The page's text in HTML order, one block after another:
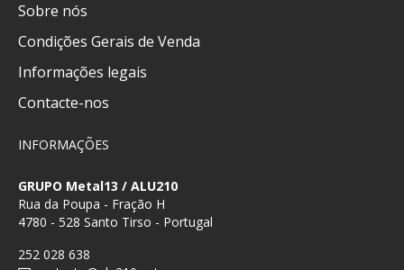
Sobre nós
Condições Gerais de Venda
Informações legais
Contacte-nos
INFORMAÇÕES
GRUPO Metal13 / ALU210
Rua da Poupa - Fração H
4780 - 528 Santo Tirso - Portugal
252 028 638